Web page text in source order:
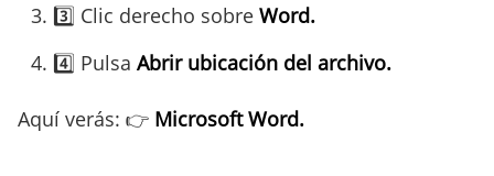
3️⃣ Clic derecho sobre Word.
4️⃣ Pulsa Abrir ubicación del archivo.
Aquí verás: 👉 Microsoft Word.